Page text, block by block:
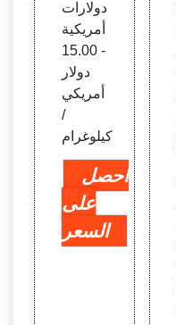
دولارات
أمريكية
- 15.00
دولار
أمريكي
/
كيلوغرام
احصل
على
السعر